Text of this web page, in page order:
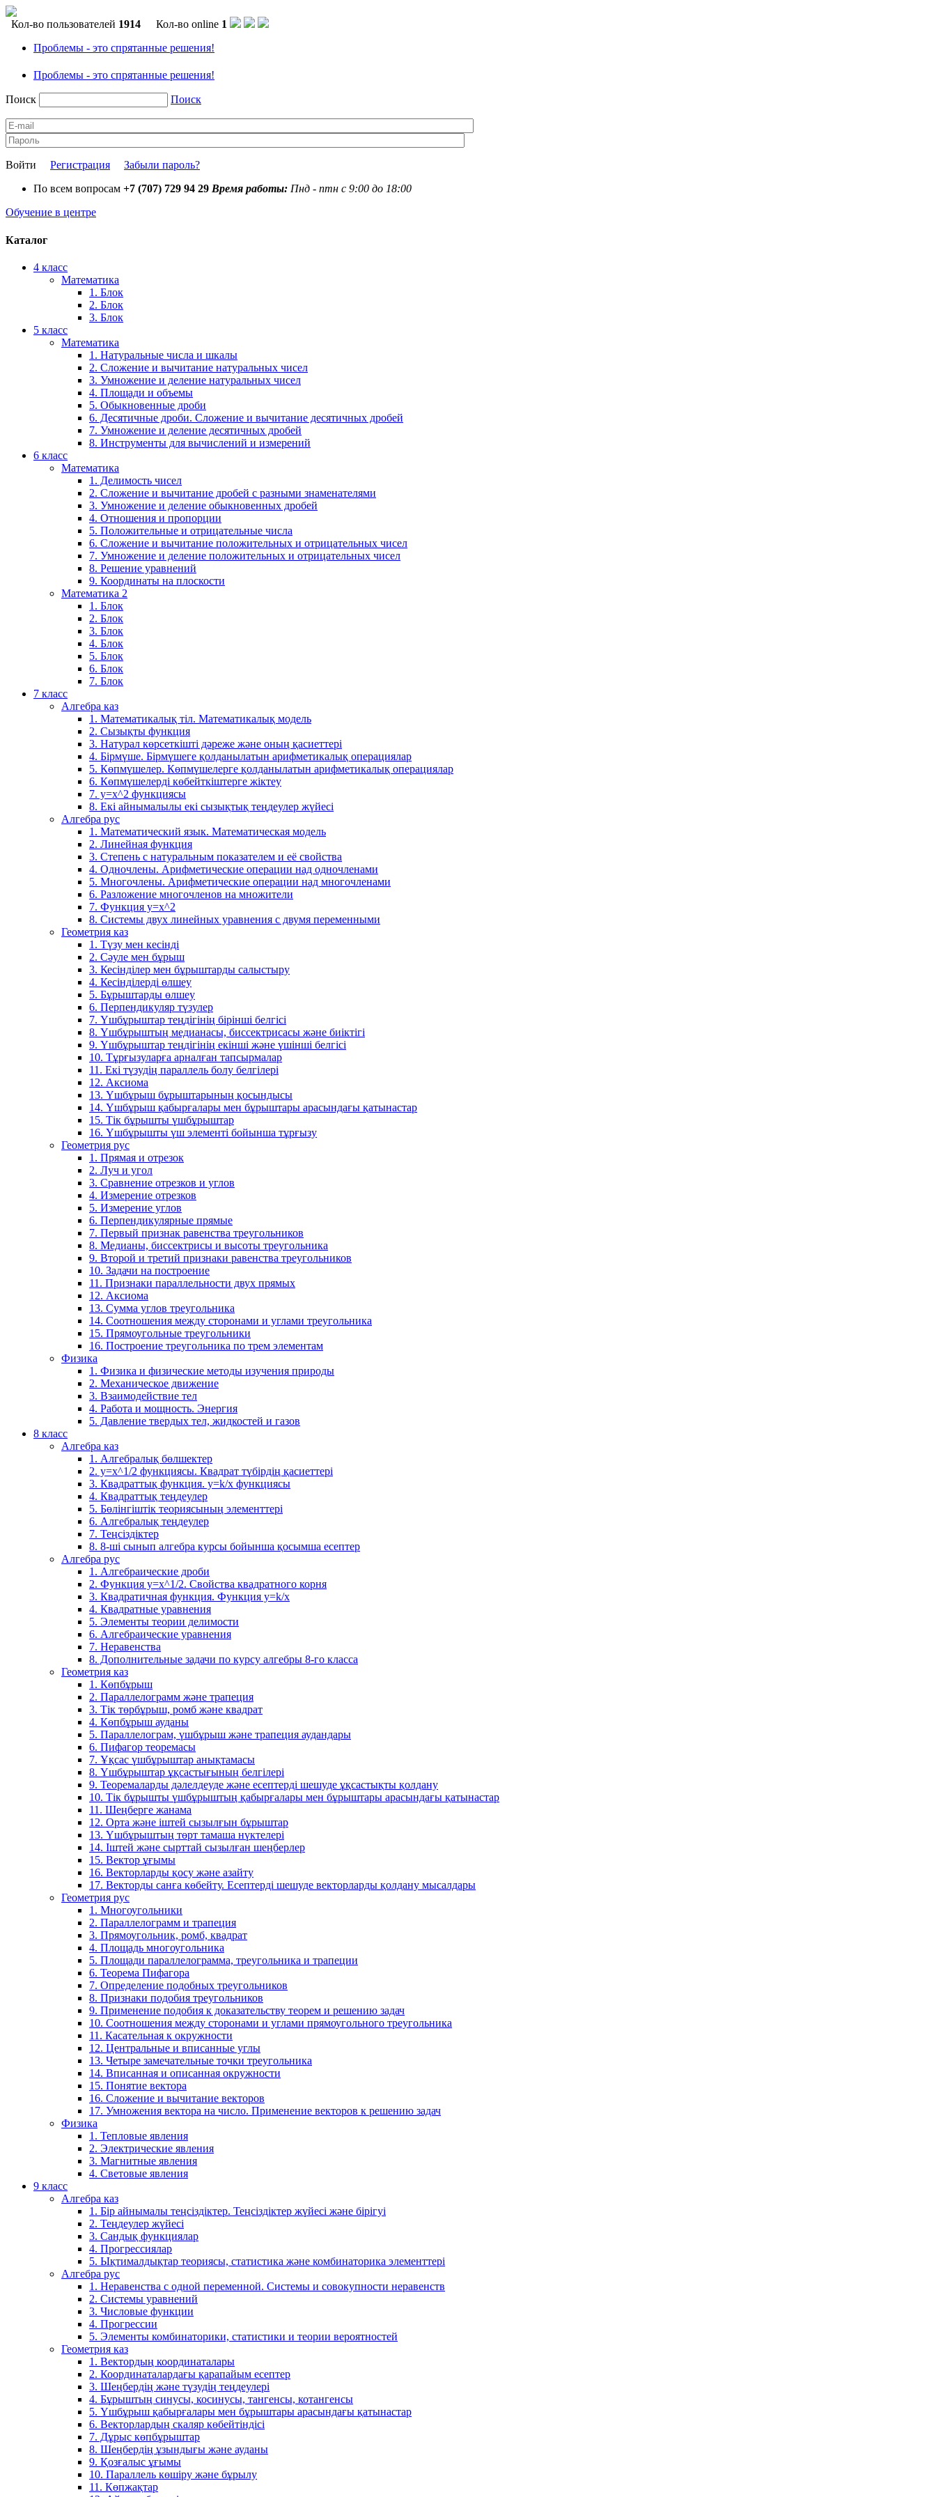
Кол-во пользователей 1914 Кол-во online 1
Проблемы - это спрятанные решения!
Проблемы - это спрятанные решения!
Поиск Поиск
Войти Регистрация
Забыли пароль?
По всем вопросам +7 (707) 729 94 29 Время работы: Пнд - птн с 9:00 до 18:00
Обучение в центре
Каталог
4 класс
Математика
1. Блок
2. Блок
3. Блок
5 класс
Математика
1. Натуральные числа и шкалы
2. Сложение и вычитание натуральных чисел
3. Умножение и деление натуральных чисел
4. Площади и объемы
5. Обыкновенные дроби
6. Десятичные дроби. Сложение и вычитание десятичных дробей
7. Умножение и деление десятичных дробей
8. Инструменты для вычислений и измерений
6 класс
Математика
1. Делимость чисел
2. Сложение и вычитание дробей с разными знаменателями
3. Умножение и деление обыкновенных дробей
4. Отношения и пропорции
5. Положительные и отрицательные числа
6. Сложение и вычитание положительных и отрицательных чисел
7. Умножение и деление положительных и отрицательных чисел
8. Решение уравнений
9. Координаты на плоскости
Математика 2
1. Блок
2. Блок
3. Блок
4. Блок
5. Блок
6. Блок
7. Блок
7 класс
Алгебра каз
1. Математикалық тіл. Математикалық модель
2. Сызықты функция
3. Натурал көрсеткішті дәреже және оның қасиеттері
4. Бірмүше. Бірмүшеге қолданылатын арифметикалық операциялар
5. Көпмүшелер. Көпмүшелерге қолданылатын арифметикалық операциялар
6. Көпмүшелерді көбейткіштерге жіктеу
7. у=х^2 функциясы
8. Екі айнымалылы екі сызықтық теңдеулер жүйесі
Алгебра рус
1. Математический язык. Математическая модель
2. Линейная функция
3. Степень с натуральным показателем и её свойства
4. Одночлены. Арифметические операции над одночленами
5. Многочлены. Арифметические операции над многочленами
6. Разложение многочленов на множители
7. Функция y=x^2
8. Системы двух линейных уравнения с двумя переменными
Геометрия каз
1. Түзу мен кесінді
2. Сәуле мен бұрыш
3. Кесінділер мен бұрыштарды салыстыру
4. Кесінділерді өлшеу
5. Бұрыштарды өлшеу
6. Перпендикуляр түзулер
7. Үшбұрыштар теңдігінің бірінші белгісі
8. Үшбұрыштың медианасы, биссектрисасы және биіктігі
9. Үшбұрыштар теңдігінің екінші және үшінші белгісі
10. Тұрғызуларға арналған тапсырмалар
11. Екі түзудің параллель болу белгілері
12. Аксиома
13. Үшбұрыш бұрыштарының қосындысы
14. Үшбұрыш қабырғалары мен бұрыштары арасындағы қатынастар
15. Тік бұрышты үшбұрыштар
16. Үшбұрышты үш элементі бойынша тұрғызу
Геометрия рус
1. Прямая и отрезок
2. Луч и угол
3. Сравнение отрезков и углов
4. Измерение отрезков
5. Измерение углов
6. Перпендикулярные прямые
7. Первый признак равенства треугольников
8. Медианы, биссектрисы и высоты треугольника
9. Второй и третий признаки равенства треугольников
10. Задачи на построение
11. Признаки параллельности двух прямых
12. Аксиома
13. Сумма углов треугольника
14. Соотношения между сторонами и углами треугольника
15. Прямоугольные треугольники
16. Построение треугольника по трем элементам
Физика
1. Физика и физические методы изучения природы
2. Механическое движение
3. Взаимодействие тел
4. Работа и мощность. Энергия
5. Давление твердых тел, жидкостей и газов
8 класс
Алгебра каз
1. Алгебралық бөлшектер
2. у=х^1/2 функциясы. Квадрат түбірдің қасиеттері
3. Квадраттық функция. у=k/x функциясы
4. Квадраттық теңдеулер
5. Бөлінгіштік теориясының элементтері
6. Алгебралық теңдеулер
7. Теңсіздіктер
8. 8-ші сынып алгебра курсы бойынша қосымша есептер
Алгебра рус
1. Алгебраические дроби
2. Функция y=x^1/2. Свойства квадратного корня
3. Квадратичная функция. Функция у=k/x
4. Квадратные уравнения
5. Элементы теории делимости
6. Алгебраические уравнения
7. Неравенства
8. Дополнительные задачи по курсу алгебры 8-го класса
Геометрия каз
1. Көпбұрыш
2. Параллелограмм және трапеция
3. Тік төрбұрыш, ромб және квадрат
4. Көпбұрыш ауданы
5. Параллелограм, үшбұрыш және трапеция аудандары
6. Пифагор теоремасы
7. Ұқсас үшбұрыштар анықтамасы
8. Үшбұрыштар ұқсастығының белгілері
9. Теоремаларды дәлелдеуде және есептерді шешуде ұқсастықты қолдану
10. Тік бұрышты үшбұрыштың қабырғалары мен бұрыштары арасындағы қатынастар
11. Шеңберге жанама
12. Орта және іштей сызылғын бұрыштар
13. Үшбұрыштың төрт тамаша нүктелері
14. Іштей және сырттай сызылған шеңберлер
15. Вектор ұғымы
16. Векторларды қосу және азайту
17. Векторды санға көбейту. Есептерді шешуде векторларды қолдану мысалдары
Геометрия рус
1. Многоугольники
2. Параллелограмм и трапеция
3. Прямоугольник, ромб, квадрат
4. Площадь многоугольника
5. Площади параллелограмма, треугольника и трапеции
6. Теорема Пифагора
7. Определение подобных треугольников
8. Признаки подобия треугольников
9. Применение подобия к доказательству теорем и решению задач
10. Соотношения между сторонами и углами прямоугольного треугольника
11. Касательная к окружности
12. Центральные и вписанные углы
13. Четыре замечательные точки треугольника
14. Вписанная и описанная окружности
15. Понятие вектора
16. Сложение и вычитание векторов
17. Умножения вектора на число. Применение векторов к решению задач
Физика
1. Тепловые явления
2. Электрические явления
3. Магнитные явления
4. Световые явления
9 класс
Алгебра каз
1. Бір айнымалы теңсіздіктер. Теңсіздіктер жүйесі және бірігуі
2. Теңдеулер жүйесі
3. Сандық функциялар
4. Прогрессиялар
5. Ықтималдықтар теориясы, статистика және комбинаторика элементтері
Алгебра рус
1. Неравенства с одной переменной. Системы и совокупности неравенств
2. Системы уравнений
3. Числовые функции
4. Прогрессии
5. Элементы комбинаторики, статистики и теории вероятностей
Геометрия каз
1. Вектордың координаталары
2. Координаталардағы қарапайым есептер
3. Шеңбердің және түзудің теңдеулері
4. Бұрыштың синусы, косинусы, тангенсы, котангенсы
5. Үшбұрыш қабырғалары мен бұрыштары арасындағы қатынастар
6. Векторлардың скаляр көбейтіндісі
7. Дұрыс көпбұрыштар
8. Шеңбердің ұзындығы және ауданы
9. Қозғалыс ұғымы
10. Параллель көшіру және бұрылу
11. Көпжақтар